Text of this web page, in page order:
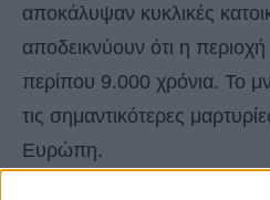
αποκάλυψαν κυκλικές
αποδεικνύουν ότι η
περίπου 9.000 χρόνια. Το
τις σημαντικότερες
Ευρώπη.